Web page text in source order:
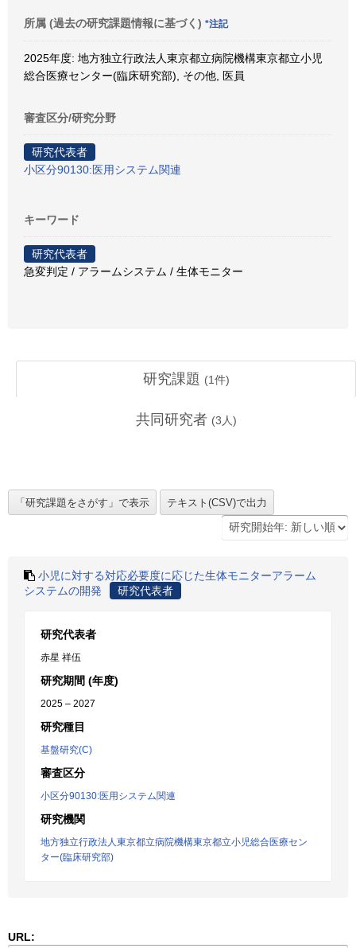
所属 (過去の研究課題情報に基づく) *注記
2025年度: 地方独立行政法人東京都立病院機構東京都立小児
総合医療センター(臨床研究部), その他, 医員
審査区分/研究分野
研究代表者
小区分90130:医用システム関連
キーワード
研究代表者
急変判定 / アラームシステム / 生体モニター
研究課題 (1件)
共同研究者 (3 人)
小児に対する対応必要度に応じた生体モニターアラーム
システムの開発
研究代表者
研究代表者
赤星 祥伍
研究期間 (年度)
2025 – 2027
研究種目
基盤研究(C)
審査区分
小区分90130:医用システム関連
研究機関
地方独立行政法人東京都立病院機構東京都立小児総合医療セン
ター(臨床研究部)
URL: